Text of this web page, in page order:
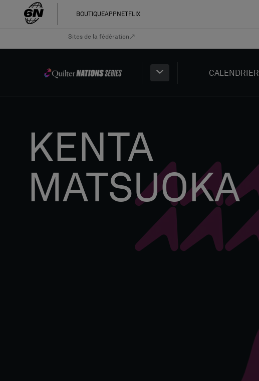
BOUTIQUEAPP NETFLIX
Sites de la fédération
CALENDRIER
KENTA
MATSUOKA